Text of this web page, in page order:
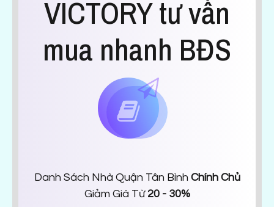
VICTORY tư vấn
mua nhanh BĐS
Danh Sách Nhà Quận Tân Bình Chính Chủ
Giảm Giá Từ 20 - 30%